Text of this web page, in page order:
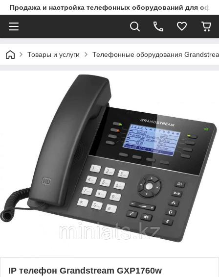
Продажа и настройка телефонных оборудований для
Товары и услуги Телефонные оборудования
IP телефон Grandstream GXP1760w